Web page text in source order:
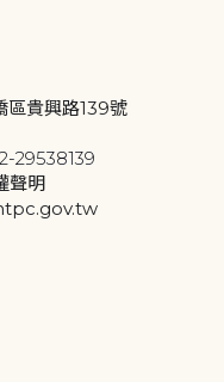
區貴興路139號
29538139
聲明